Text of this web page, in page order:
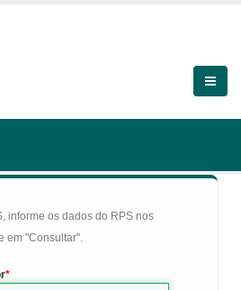
informe os dados do RPS nos
em "Consultar".